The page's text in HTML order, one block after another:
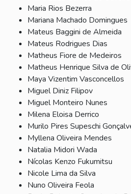
Maria Rios Bezerra
Mariana Machado Domingues
Mateus Baggini de Almeida
Mateus Rodrigues Dias
Matheus Fiore de Medeiros
Matheus Henrique Silva de
Maya Vizentim Vasconcellos
Miguel Diniz Filipov
Miguel Monteiro Nunes
Milena Eloisa Derrico
Murilo Pires Supeschi
Myllena Oliveira Mendes
Natalia Midori Wada
Nícolas Kenzo Fukumitsu
Nicole Lima da Silva
Nuno Oliveira Feola